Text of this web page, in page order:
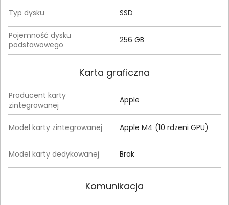
Typ dysku SSD
Pojemność dysku
podstawowego
256 GB
Karta graficzna
Producent karty
zintegrowanej
Apple
Model karty zintegrowanej Apple M4 (10 rdzeni GPU)
Model karty dedykowanej Brak
Komunikacja